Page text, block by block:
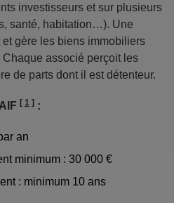
investisseurs et sur plusieurs
santé, habitation…). Une
gère les biens immobiliers
associé perçoit les
de parts dont il est détenteur.
1 :
an
minimum : 30 000 €
: minimum 10 ans